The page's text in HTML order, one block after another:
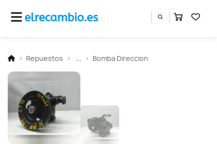
Repuestos Bomba Direccion